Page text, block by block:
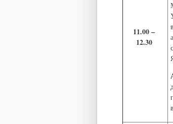
11.00 –
12.30